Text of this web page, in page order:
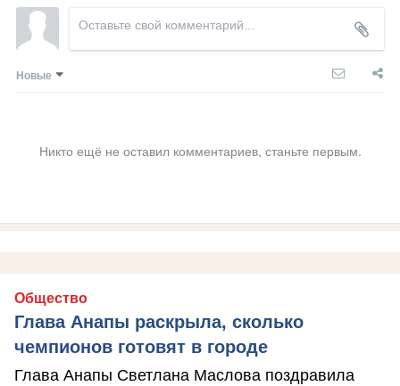
Новые
Никто ещё не оставил комментариев, станьте первым.
Общество
Глава Анапы раскрыла, сколько
чемпионов готовят в городе
Глава Анапы Светлана Маслова поздравила